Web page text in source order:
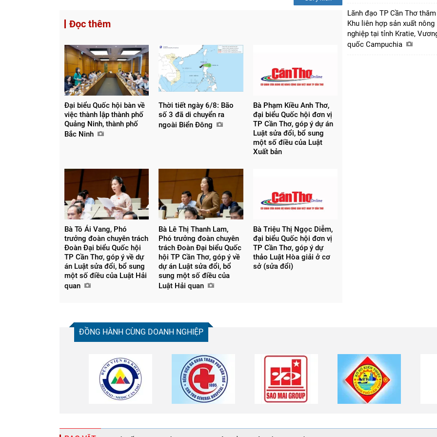
Đọc thêm
Đại biểu Quốc hội bàn về
việc thành lập thành phố
Quảng Ninh, thành phố
Bắc Ninh
Thời tiết ngày 6/8: Bão
số 3 đã di chuyển ra
ngoài Biển Đông
Bà Phạm Kiều Anh Thơ,
đại biểu Quốc hội đơn vị
TP Cần Thơ, góp ý dự án
Luật sửa đổi, bổ sung
một số điều của Luật
Xuất bản
Bà Tô Ái Vang, Phó
trưởng đoàn chuyên trách
Đoàn Đại biểu Quốc hội
TP Cần Thơ, góp ý về dự
án Luật sửa đổi, bổ sung
một số điều của Luật Hải
quan
Bà Lê Thị Thanh Lam,
Phó trưởng đoàn chuyên
trách Đoàn Đại biểu Quốc
hội TP Cần Thơ, góp ý về
dự án Luật sửa đổi, bổ
sung một số điều của
Luật Hải quan
Bà Triệu Thị Ngọc Diễm,
đại biểu Quốc hội đơn vị
TP Cần Thơ, góp ý dự
thảo Luật Hòa giải ở cơ
sở (sửa đổi)
Lãnh đạo TP Cần Thơ thăm
Khu liên hợp sản xuất nông
nghiệp tại tỉnh Kratie,
quốc Campuchia
ĐỒNG HÀNH CÙNG DOANH NGHIỆP